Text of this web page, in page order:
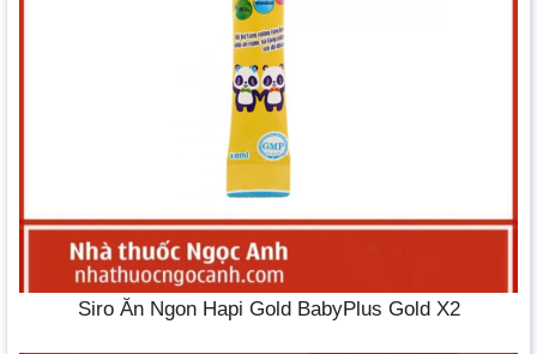
Siro Ăn Ngon Hapi Gold BabyPlus Gold X2